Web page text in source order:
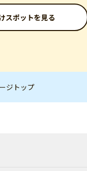
スポットを見る
ジトップ